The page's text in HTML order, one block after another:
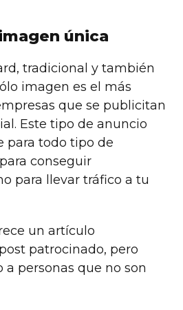
única
tradicional y también
imagen es el más
que se publicitan
Este tipo de anuncio
para todo tipo de
conseguir
para llevar tráfico a tu
un artículo
patrocinado, pero
personas que no son